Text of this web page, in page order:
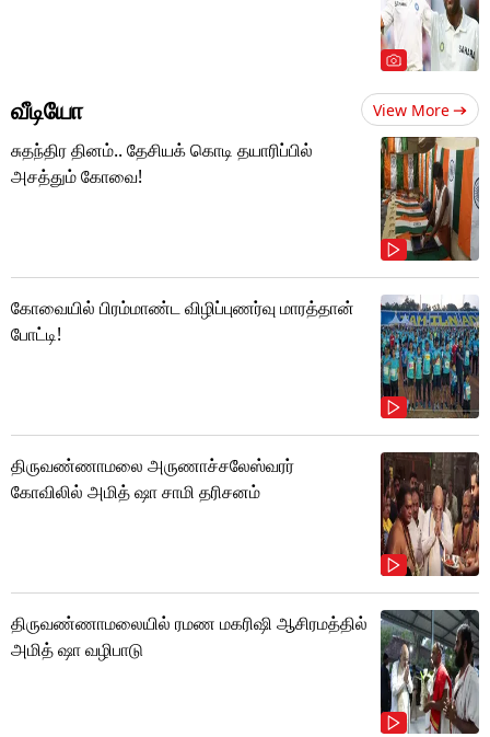
வீடியோ View More
சுதந்திர தினம்.. தேசியக் கொடி தயாரிப்பில்
அசத்தும் கோவை!
கோவையில் பிரம்மாண்ட விழிப்புணர்வு மாரத்தான்
போட்டி!
திருவண்ணாமலை அருணாச்சலேஸ்வரர்
கோவிலில் அமித் ஷா சாமி தரிசனம்
திருவண்ணாமலையில் ரமண மகரிஷி ஆசிரமத்தில்
அமித் ஷா வழிபாடு